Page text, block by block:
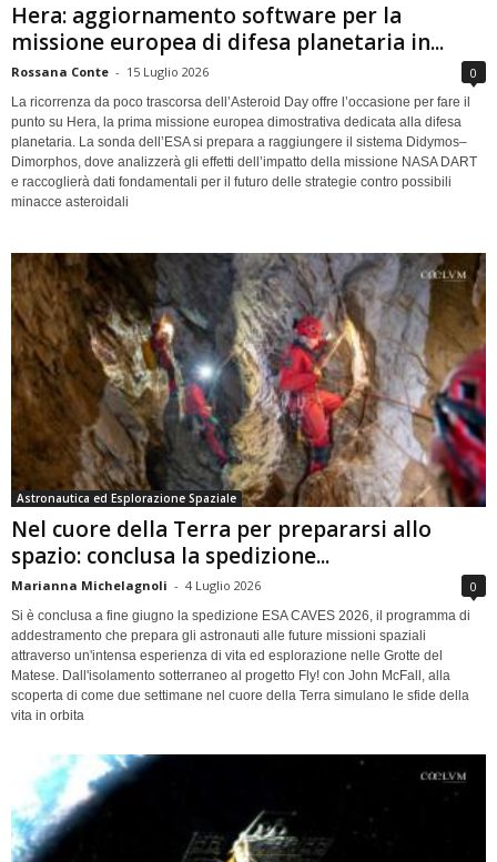
Hera: aggiornamento software per la
missione europea di difesa planetaria in...
Rossana Conte - 15 Luglio 2026 0
La ricorrenza da poco trascorsa dell’Asteroid Day offre l’occasione per fare il
punto su Hera, la prima missione europea dimostrativa dedicata alla difesa
planetaria. La sonda dell’ESA si prepara a raggiungere il sistema Didymos–
Dimorphos, dove analizzerà gli effetti dell’impatto della missione NASA DART
e raccoglierà dati fondamentali per il futuro delle strategie contro possibili
minacce asteroidali
Astronautica ed Esplorazione Spaziale
Nel cuore della Terra per prepararsi allo
spazio: conclusa la spedizione...
Marianna Michelagnoli - 4 Luglio 2026 0
Si è conclusa a fine giugno la spedizione ESA CAVES 2026, il programma di
addestramento che prepara gli astronauti alle future missioni spaziali
attraverso un'intensa esperienza di vita ed esplorazione nelle Grotte del
Matese. Dall'isolamento sotterraneo al progetto Fly! con John McFall, alla
scoperta di come due settimane nel cuore della Terra simulano le sfide della
vita in orbita